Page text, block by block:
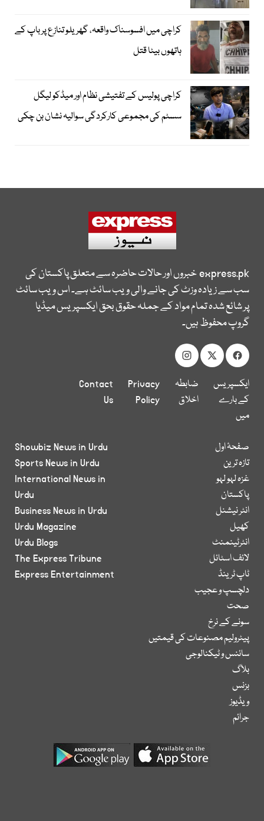
کراچی میں افسوسناک واقعہ، گھریلو تنازع پر باپ کے
ہاتھوں بیٹا قتل
کراچی پولیس کے تفتیشی نظام اور میڈکو لیگل
سسٹم کی مجموعی کارکردگی سوالیہ نشان بن چکی
express.pkخبروں اور حالات حاضرہ سے متعلق پاکستان کی
سب سے زیادہ وزٹ کی جانے والی ویب سائٹ ہے۔ اس ویب سائٹ
پر شائع شدہ تمام مواد کے جملہ حقوق بحق ایکسپریس میڈیا
گروپ محفوظ ہیں۔
ایکسپریس
کے بارے
میں
ضابطہ
اخلاق
Privacy
Policy
Contact
Us
صفحۂ اول
تازہ ترین
غزہ لہو لہو
پاکستان
انٹر نیشنل
کھیل
انٹرٹینمنٹ
لائف اسٹائل
ٹاپ ٹرینڈ
دلچسپ و عجیب
صحت
سونے کے نرخ
پیٹرولیم مصنوعات کی قیمتیں
سائنس و ٹیکنالوجی
بلاگ
بزنس
ویڈیوز
جرائم
Showbiz News in Urdu
Sports News in Urdu
International News in
Urdu
Business News in Urdu
Urdu Magazine
Urdu Blogs
The Express Tribune
Express Entertainment